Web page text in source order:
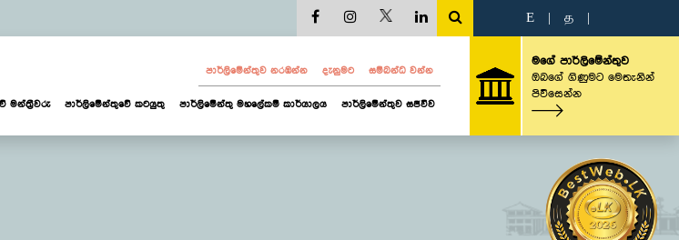
E த
පාර්ලි‌මේන්තුව නරඹන්න දැනුමට සම්බන්ධ වන්න
මන්ත්‍රීවරු පාර්ලිමේන්තුවේ කටයුතු පාර්ලිමේන්තු මහලේකම් කාර්යාලය පාර්ලිමේන්තුව සජීවීව
මගේ පාර්ලිමේන්තුව
ඔබගේ ගිණුමට මෙතැනින්
පිවිසෙන්න